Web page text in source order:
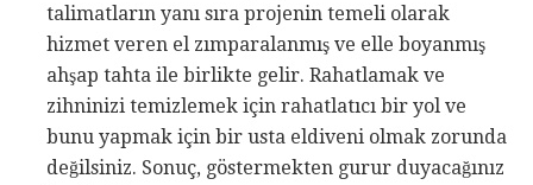
talimatların yanı sıra projenin temeli olarak
hizmet veren el zımparalanmış ve elle boyanmış
ahşap tahta ile birlikte gelir. Rahatlamak ve
zihninizi temizlemek için rahatlatıcı bir yol ve
bunu yapmak için bir usta eldiveni olmak zorunda
değilsiniz. Sonuç, göstermekten gurur duyacağınız